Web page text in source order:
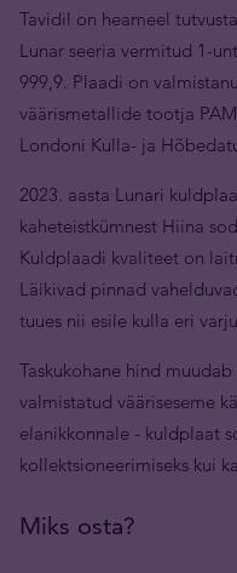
Tavidil on heameel
Lunar seeria vermitud 1-
999,9. Plaadi on
väärismetallide tootja
Londoni Kulla- ja
2023. aasta Lunari
kaheteistkümnest Hiina
Kuldplaadi kvaliteet on
Läikivad pinnad
tuues nii esile kulla eri
Taskukohane hind
valmistatud vääriseseme
elanikkonnale - kuldplaat
kollektsioneerimiseks kui
Miks osta?